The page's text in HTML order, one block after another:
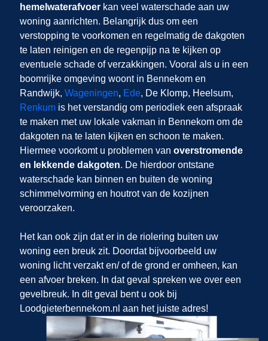
hemelwaterafvoerkan veel waterschade aan uw
woning aanrichten. Belangrijk dus om een
verstopping te voorkomen en regelmatig de dakgoten
te laten reinigen en de regenpijp na te kijken op
eventuele schade of verzakkingen. Vooral als u in een
boomrijke omgeving woont in Bennekom en
Randwijk, Wageningen, Ede, De Klomp, Heelsum,
Renkumis het verstandig om periodiek een afspraak
te maken met uw lokale vakman in Bennekom om de
dakgoten na te laten kijken en schoon te maken.
Hiermee voorkomt u problemen van overstromende
en lekkende dakgoten. De hierdoor ontstane
waterschade kan binnen en buiten de woning
schimmelvorming en houtrot van de kozijnen
veroorzaken.
Het kan ook zijn dat er in de riolering buiten uw
woning een breuk zit. Doordat bijvoorbeeld uw
woning licht verzakt en/ of de grond er omheen, kan
een afvoer breken. In dat geval spreken we over een
gevelbreuk. In dit geval bent u ook bij
Loodgieterbennekom.nl aan het juiste adres!